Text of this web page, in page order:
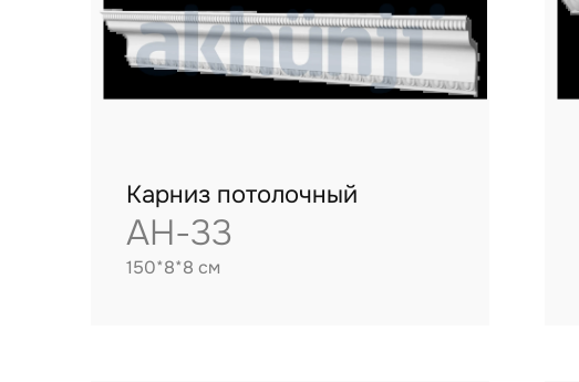
Карниз потолочный
AH-33
150*8*8 см